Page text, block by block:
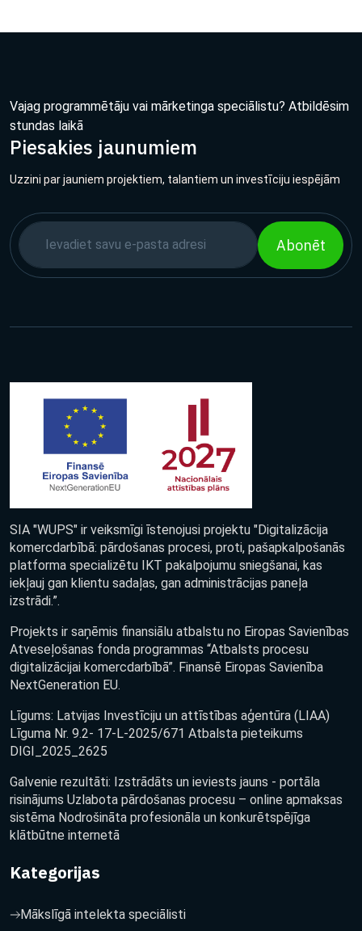
Vajag programmētāju vai mārketinga speciālistu? Atbildēsim
stundas laikā
Piesakies jaunumiem
Uzzini par jauniem projektiem, talantiem un investīciju iespējām
Abonēt
SIA "WUPS" ir veiksmīgi īstenojusi projektu "Digitalizācija
komercdarbībā: pārdošanas procesi, proti, pašapkalpošanās
platforma specializētu IKT pakalpojumu sniegšanai, kas
iekļauj gan klientu sadaļas, gan administrācijas paneļa
izstrādi.”.
Projekts ir saņēmis finansiālu atbalstu no Eiropas Savienības
Atveseļošanas fonda programmas “Atbalsts procesu
digitalizācijai komercdarbībā”. Finansē Eiropas Savienība
NextGeneration EU.
Līgums: Latvijas Investīciju un attīstības aģentūra (LIAA)
Līguma Nr. 9.2- 17-L-2025/671 Atbalsta pieteikums
DIGI_2025_2625
Galvenie rezultāti: Izstrādāts un ieviests jauns - portāla
risinājums Uzlabota pārdošanas procesu – online apmaksas
sistēma Nodrošināta profesionāla un konkurētspējīga
klātbūtne internetā
Kategorijas
Mākslīgā intelekta speciālisti